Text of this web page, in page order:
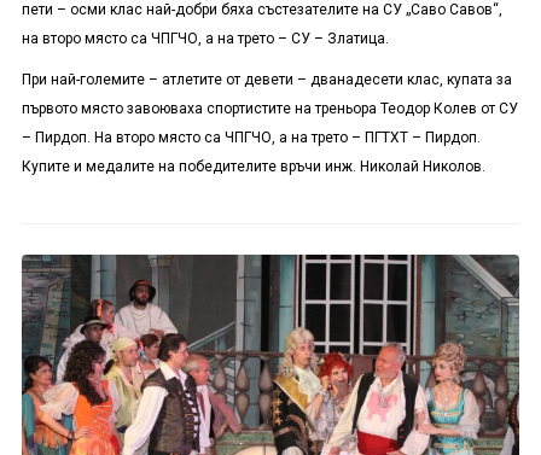
пети – осми клас най-добри бяха състезателите на СУ „Саво Савов“,
на второ място са ЧПГЧО, а на трето – СУ – Златица.
При най-големите – атлетите от девети – дванадесети клас, купата за
първото място завоюваха спортистите на треньора Теодор Колев от СУ
– Пирдоп. На второ място са ЧПГЧО, а на трето – ПГТХТ – Пирдоп.
Купите и медалите на победителите връчи инж. Николай Николов.